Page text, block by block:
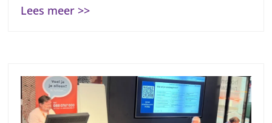
Lees meer >>